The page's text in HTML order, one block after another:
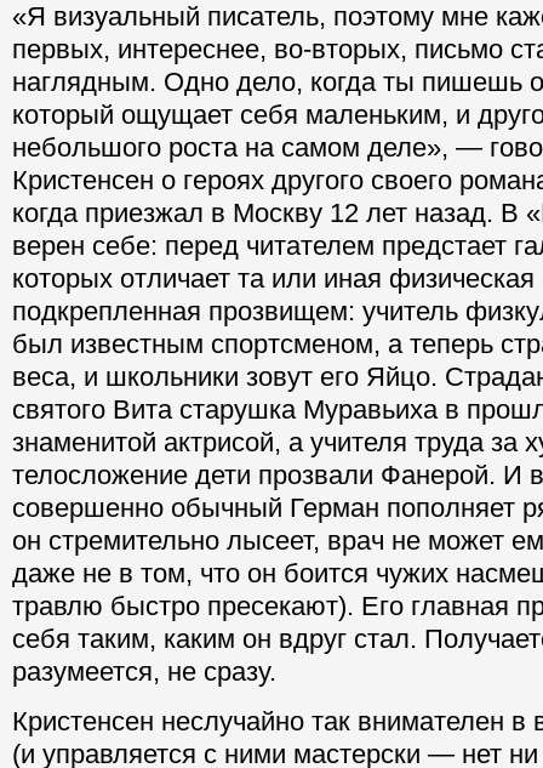
«Я визуальный писатель, поэтому мне
первых, интереснее, во-вторых, письмо
наглядным. Одно дело, когда ты пишешь
который ощущает себя маленьким, и
небольшого роста на самом деле», —
Кристенсен о героях другого своего
когда приезжал в Москву 12 лет назад. В
верен себе: перед читателем предстает
которых отличает та или иная физическая
подкрепленная прозвищем: учитель
был известным спортсменом, а теперь
веса, и школьники зовут его Яйцо.
святого Вита старушка Муравьиха в
знаменитой актрисой, а учителя труда за
телосложение дети прозвали Фанерой. И
совершенно обычный Герман пополняет
он стремительно лысеет, врач не может
даже не в том, что он боится чужих
травлю быстро пресекают). Его главная
себя таким, каким он вдруг стал.
разумеется, не сразу.
Кристенсен неслучайно так внимателен
(и управляется с ними мастерски — нет